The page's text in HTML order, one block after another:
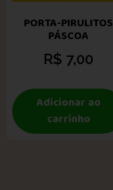
PORTA-PIRULITOS
PÁSCOA
R$ 7,00
Adicionar ao
carrinho